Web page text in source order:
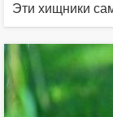
Эти хищники